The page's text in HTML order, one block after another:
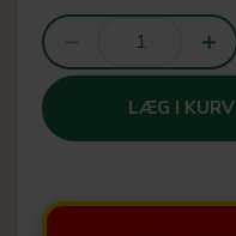
LÆG I KURV